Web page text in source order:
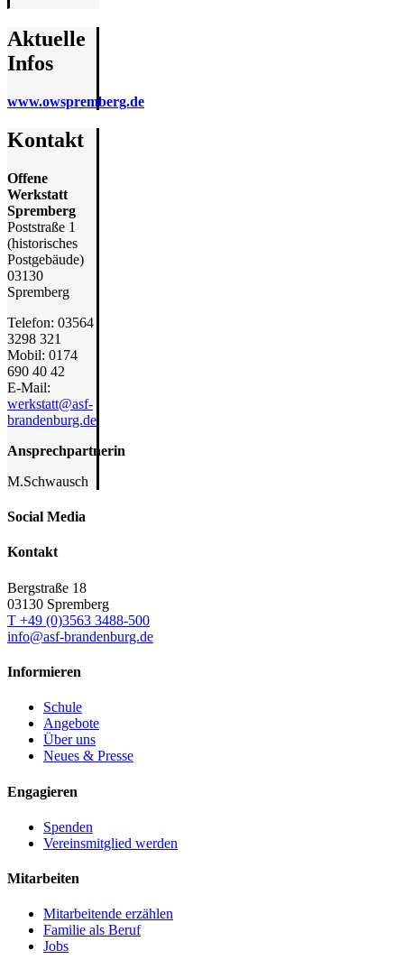
Aktuelle
Infos
www.owspremberg.de
Kontakt
Offene
Werkstatt
Spremberg
Poststraße 1
(historisches
Postgebäude)
03130
Spremberg
Telefon: 03564
3298 321
Mobil: 0174
690 40 42
E-Mail:
werkstatt@asf-
brandenburg.de
Ansprechpartnerin
M.Schwausch
Social Media
Kontakt
Bergstraße 18
03130 Spremberg
T +49 (0)3563 3488-500
info@asf-brandenburg.de
Informieren
Schule
Angebote
Über uns
Neues & Presse
Engagieren
Spenden
Vereinsmitglied werden
Mitarbeiten
Mitarbeitende erzählen
Familie als Beruf
Jobs